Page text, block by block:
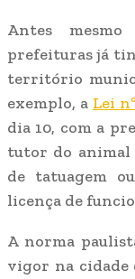
Antes
prefeituras já
território
exemplo, a Lei
dia 10, com a
tutor do animal
de tatuagem
licença de
A norma
vigor na cidade